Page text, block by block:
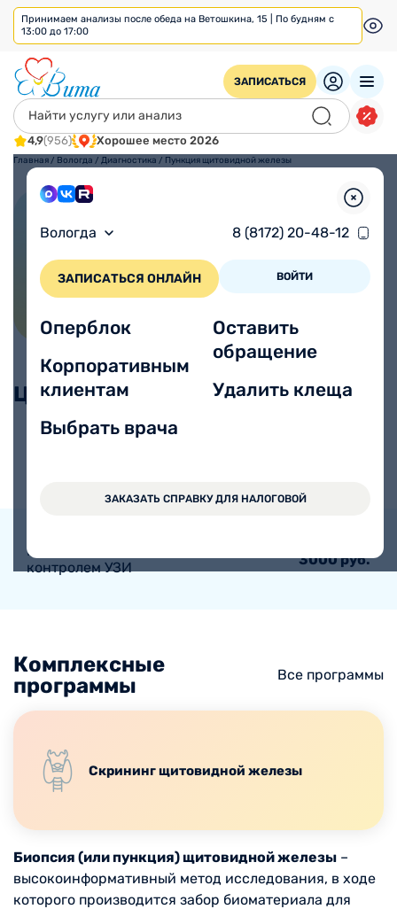
Принимаем анализы после обеда на Ветошкина, 15 | По будням с
13:00 до 17:00
ЗАПИСАТЬСЯ
4,9(956) Хорошее место 2026
Вологда 8 (8172) 20-48-12
ЗАПИСАТЬСЯ ОНЛАЙН ВОЙТИ
Оперблок
Корпоративным
клиентам
Выбрать врача
Оставить
обращение
Удалить клеща
ЗАКАЗАТЬ СПРАВКУ ДЛЯ НАЛОГОВОЙ
Главная / Вологда / Диагностика / Пункция щитовидной железы
железы
Цены
Пункция щитовидной железы под
контролем УЗИ
3000 руб.
Комплексные
программы
Все программы
Скрининг щитовидной железы
Биопсия (или пункция) щитовидной железы –
высокоинформативный метод исследования, в ходе
которого производится забор биоматериала для